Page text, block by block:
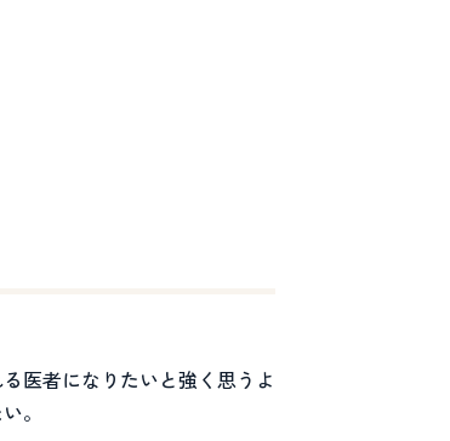
医者になりたいと強く思うよ
。